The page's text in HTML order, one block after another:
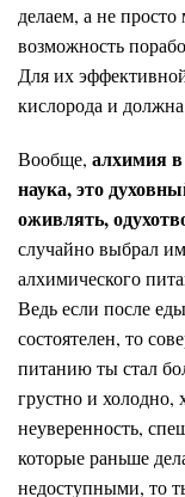
делаем, а не
возможность
Для их
кислорода и
Вообще, алхимия в
наука, это
оживлять,
случайно выбрал
алхимического
Ведь если после
состоятелен, то
питанию ты стал
грустно и холодно,
неуверенность,
которые раньше
недоступными, то